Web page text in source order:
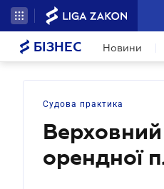
БІЗНЕС Новини
Судова практика
орендної